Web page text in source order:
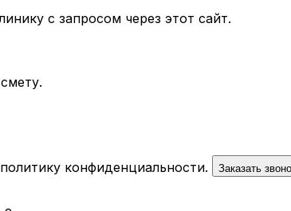
с запросом через этот сайт.
политику конфиденциальности. Заказать